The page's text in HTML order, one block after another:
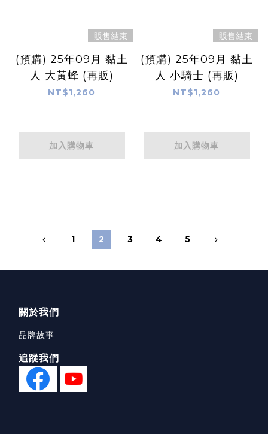
販售結束
(預購) 25年09月 黏土
人 大黃蜂 (再販)
NT$1,260
加入購物車
販售結束
(預購) 25年09月 黏土
人 小騎士 (再販)
NT$1,260
加入購物車
1 2 3 4 5
關於我們
品牌故事
追蹤我們